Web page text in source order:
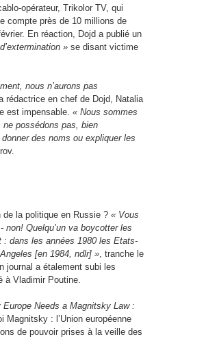
opérateur, Trikolor TV, qui
compte près de 10 millions de
En réaction, Dojd a publié un
» se disant victime
nous n’aurons pas
rédactrice en chef de Dojd, Natalia
est impensable. « Nous sommes
possédons pas, bien
des noms ou expliquer les
la politique en Russie ? « Vous
Quelqu’un va boycotter les
: dans les années 1980 les Etats-
[en 1984, ndlr] », tranche le
journal a étalement subi les
à Vladimir Poutine.
Europe Needs a Magnitsky Law :
Magnitsky : l’Union européenne
de pouvoir prises à la veille des